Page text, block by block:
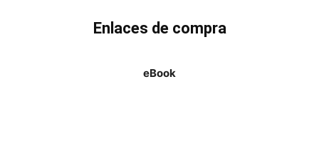
Enlaces de compra
eBook